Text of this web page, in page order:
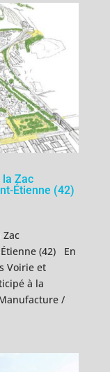
Zac
Étienne (42)
(42) En
Voirie et
à la
/